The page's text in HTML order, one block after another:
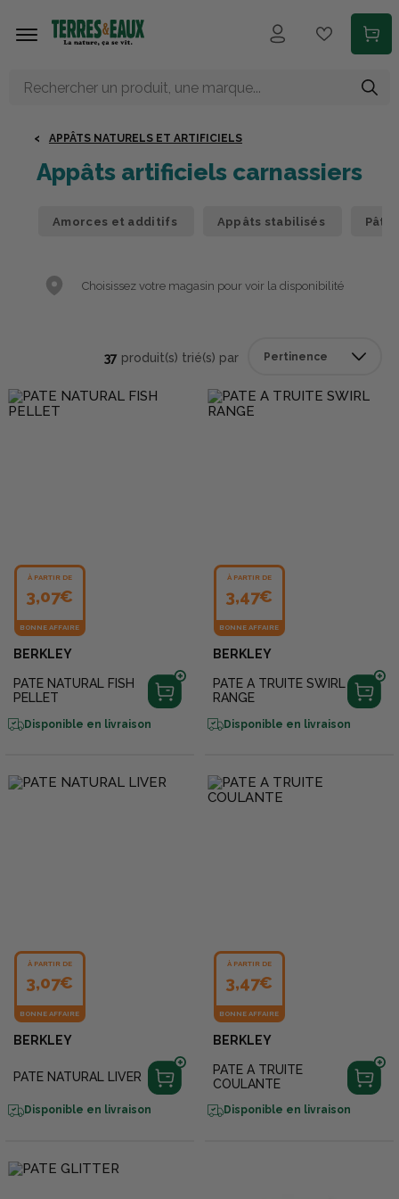
APPÂTS NATURELS ET ARTIFICIELS
Appâts artificiels carnassiers
Amorces et additifs Appâts stabilisés
Choisissez votre magasin pour voir la disponibilité
37 produit(s) trié(s) par
À PARTIR DE
3,07€
BONNE AFFAIRE
BERKLEY
PATE NATURAL FISH
PELLET
Disponible en livraison
À PARTIR DE
3,47€
BONNE AFFAIRE
BERKLEY
PATE A TRUITE SWIRL
RANGE
Disponible en livraison
À PARTIR DE
3,07€
BONNE AFFAIRE
BERKLEY
PATE NATURAL LIVER
Disponible en livraison
À PARTIR DE
3,47€
BONNE AFFAIRE
BERKLEY
PATE A TRUITE
COULANTE
Disponible en livraison